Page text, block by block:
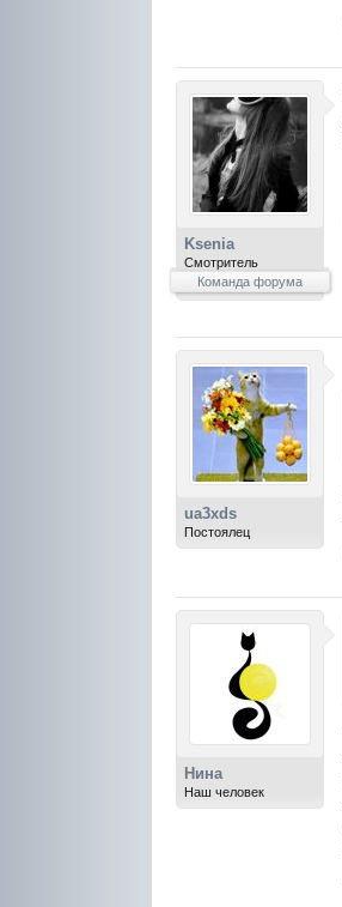
Ksenia
Смотритель
Команда форума
ua3xds
Постоялец
Нина
Наш человек